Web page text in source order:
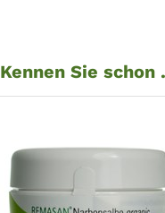
Kennen Sie schon